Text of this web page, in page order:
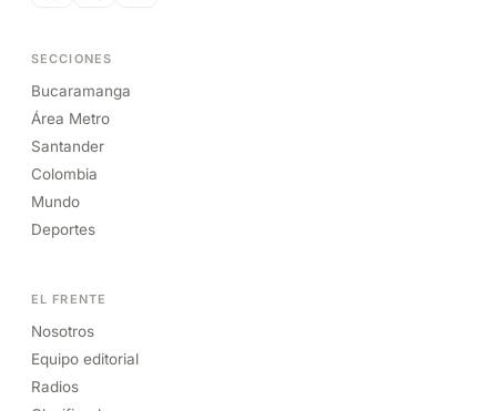
SECCIONES
Bucaramanga
Área Metro
Santander
Colombia
Mundo
Deportes
EL FRENTE
Nosotros
Equipo editorial
Radios